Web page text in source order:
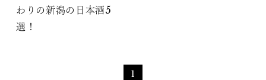
わりの新潟の日本酒5
選！
1